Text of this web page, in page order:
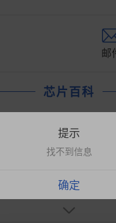
邮
芯片百科
提示
找不到信息
确定